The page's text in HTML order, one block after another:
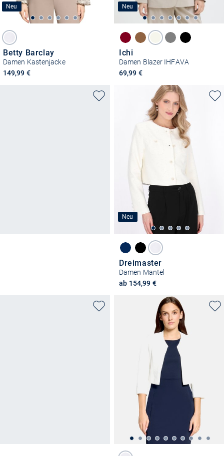
Neu
Betty Barclay
Damen Kastenjacke
149,99 €
Neu
Ichi
Damen Blazer IHFAVA
69,99 €
Neu
Dreimaster
Damen Mantel
ab 154,99 €